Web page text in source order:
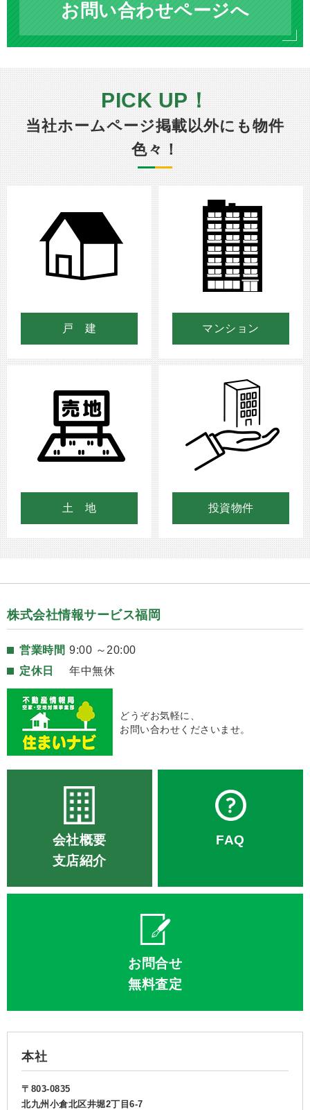
お問い合わせページへ
PICK UP！
当社ホームページ掲載以外にも物件
色々！
戸 建 マンション
土 地 投資物件
株式会社情報サービス福岡
営業時間 9:00 ～20:00
定休日
年中無休
どうぞお気軽に、
お問い合わせくださいませ。
会社概要
支店紹介
FAQ
お問合せ
無料査定
本社
〒803-0835
北九州小倉北区井堀2丁目6-7